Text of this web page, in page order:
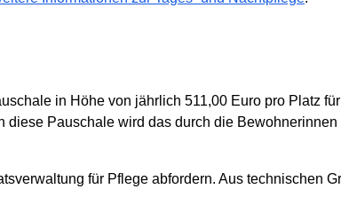
in Höhe von jährlich 511,00 Euro pro Platz
Pauschale wird das durch die
für Pflege abfordern. Aus technischen